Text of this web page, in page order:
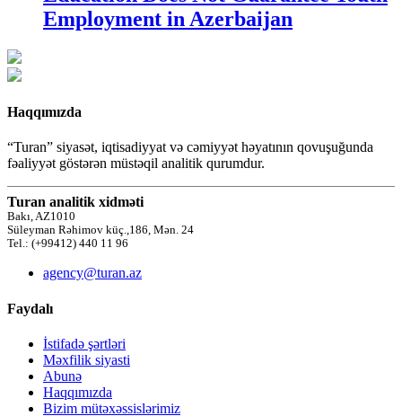
Employment in Azerbaijan
Haqqımızda
“Turan” siyasət, iqtisadiyyat və cəmiyyət həyatının qovuşuğunda
fəaliyyət göstərən müstəqil analitik qurumdur.
Turan analitik xidməti
Bakı, AZ1010
Süleyman Rəhimov küç.,186, Mən. 24
Tel.: (+99412) 440 11 96
agency@turan.az
Faydalı
İstifadə şərtləri
Məxfilik siyasti
Abunə
Haqqımızda
Bizim mütəxəssislərimiz